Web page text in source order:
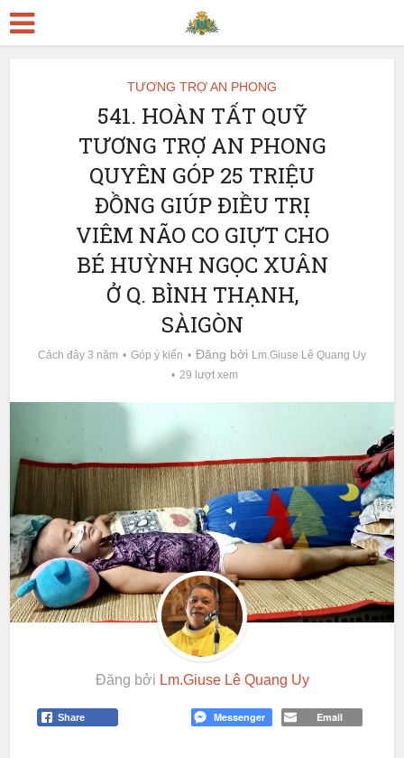
TƯƠNG TRỢ AN PHONG
541. HOÀN TẤT QUỸ
TƯƠNG TRỢ AN PHONG
QUYÊN GÓP 25 TRIỆU
ĐỒNG GIÚP ĐIỀU TRỊ
VIÊM NÃO CO GIỰT CHO
BÉ HUỲNH NGỌC XUÂN
Ở Q. BÌNH THẠNH,
SÀIGÒN
Cách đây 3 năm Góp ý kiến Đăng bởi Lm.Giuse Lê Quang Uy
29 lượt xem
Đăng bởi Lm.Giuse Lê Quang Uy
Share Messenger Email